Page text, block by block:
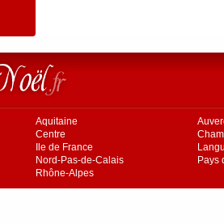
Aquitaine
Centre
Ile de France
Nord-Pas-de-Calais
Pays
Rhône-Alpes